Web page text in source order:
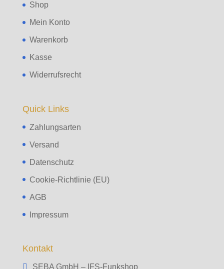
Shop
Mein Konto
Warenkorb
Kasse
Widerrufsrecht
Quick Links
Zahlungsarten
Versand
Datenschutz
Cookie-Richtlinie (EU)
AGB
Impressum
Kontakt
SEBA GmbH – IFS-Funkshop